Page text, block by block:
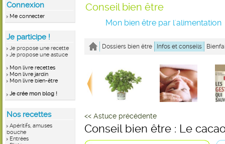
Connexion
Me connecter
Je participe !
Je propose une recette
Je propose une astuce
Mon livre recettes
Mon livre jardin
Mon livre bien-être
Je crée mon blog !
Nos recettes
Apéritifs, amuses
bouche
Entrées
Conseil bien être
Mon bien être par l'alimentation
Dossiers bien être Infos et conseils
<< Astuce précédente
Conseil bien être : Le